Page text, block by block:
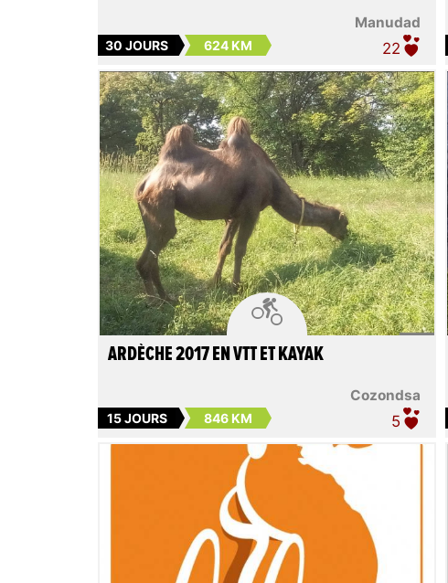
Manudad
30 JOURS 624 KM 22

Cozondsa
ARDÈCHE 2017 EN VTT ET KAYAK
15 JOURS 846 KM 5